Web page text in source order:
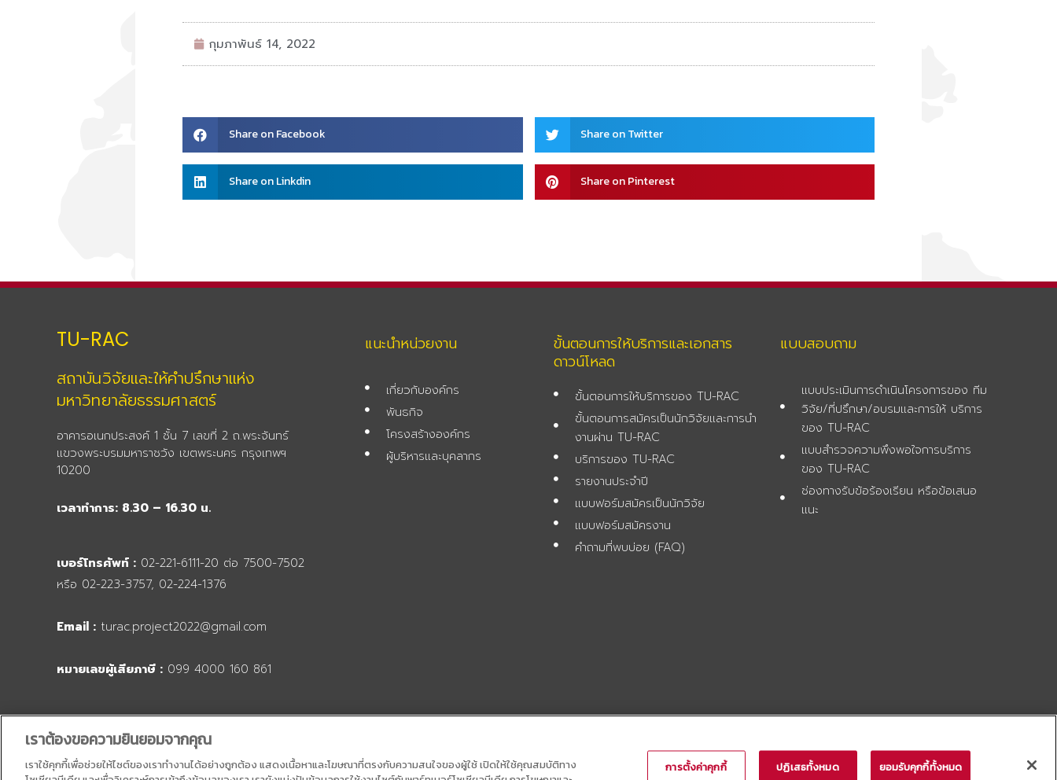
กุมภาพันธ์ 14, 2022
on
facebook
Share on Facebook
on
twitter
Share on Twitter
on
Share on Linkdin
on
Share on Pinterest
TU-RAC
สถาบันวิจัยและให้คำปรึกษาแห่ง
มหาวิทยาลัยธรรมศาสตร์
อาคารอเนกประสงค์ 1 ชั้น 7 เลขที่ 2 ถ.พระจันทร์
แขวงพระบรมมหาราชวัง เขตพระนคร กรุงเทพฯ
10200
เวลาทำการ: 8.30 – 16.30 น.
เบอร์โทรศัพท์ : 02-221-6111-20 ต่อ 7500-7502
หรือ 02-223-3757, 02-224-1376
Email : turac.project2022@gmail.com
หมายเลขผู้เสียภาษี : 099 4000 160 861
F
a
c
e
Y
o
u
t
T
w
i
t
I
n
s
t
L
i
n
e
แนะนำหน่วยงาน
เกี่ยวกับองค์กร
พันธกิจ
โครงสร้างองค์กร
ผู้บริหารและบุคลากร
ขั้นตอนการให้บริการและเอกสาร
ดาวน์โหลด
ขั้นตอนการให้บริการของ TU-RAC
ขั้นตอนการสมัครเป็นนักวิจัยและการนำ
งานผ่าน TU-RAC
บริการของ TU-RAC
รายงานประจำปี
แบบฟอร์มสมัครเป็นนักวิจัย
แบบฟอร์มสมัครงาน
คำถามที่พบบ่อย (FAQ)
แบบสอบถาม
แบบประเมินการดำเนินโครงการของ ทีม
วิจัย/ที่ปรึกษา/อบรมและการให้ บริการ
ของ TU-RAC
แบบสำรวจความพึงพอใจการบริการ
ของ TU-RAC
ช่องทางรับข้อร้องเรียน หรือข้อเสนอ
แนะ
เราต้องขอความยินยอมจากคุณ
เราใช้คุกกี้เพื่อช่วยให้ไซต์ของเราทำงานได้อย่างถูกต้อง แสดงเนื้อหาและโฆษณาที่ตรงกับความสนใจของผู้ใช้ เปิดให้ใช้คุณสมบัติทาง
การตั้งค่าคุกกี้ ปฏิเสธทั้งหมด ยอมรับคุกกี้ทั้งหมด